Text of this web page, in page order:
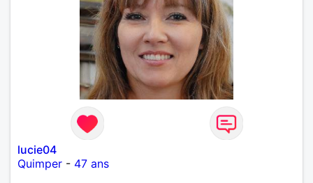
lucie04
Quimper - 47 ans